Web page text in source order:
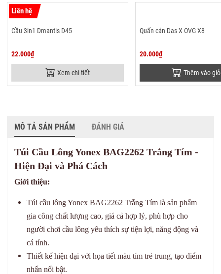
Liên hệ
Cầu 3in1 Dmantis D45
22.000₫
Xem chi tiết
Quấn cán Das X OVG X8
20.000₫
Thêm vào giỏ
MÔ TẢ SẢN PHẨM ĐÁNH GIÁ
Túi Cầu Lông Yonex BAG2262 Trắng Tím -
Hiện Đại và Phá Cách
Giới thiệu:
Túi cầu lông Yonex BAG2262 Trắng Tím là sản phẩm
gia công chất lượng cao, giá cả hợp lý, phù hợp cho
người chơi cầu lông yêu thích sự tiện lợi, năng động và
cá tính.
Thiết kế hiện đại với họa tiết màu tím trẻ trung, tạo điểm
nhấn nổi bật.